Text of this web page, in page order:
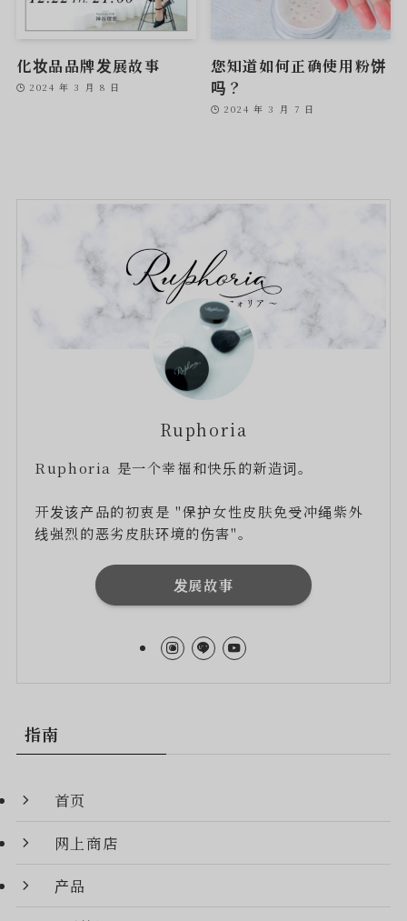
化妆品品牌发展故事
2024 年 3 月 8 日
您知道如何正确使用粉饼
吗？
2024 年 3 月 7 日
Ruphoria
Ruphoria 是一个幸福和快乐的新造词。
开发该产品的初衷是 "保护女性皮肤免受冲绳紫外
线强烈的恶劣皮肤环境的伤害"。
发展故事
指南
首页
网上商店
产品